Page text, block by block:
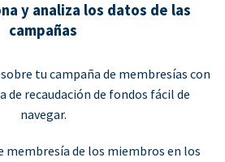
y analiza los datos de las
campañas
tu campaña de membresías con
recaudación de fondos fácil de
navegar.
membresía de los miembros en los